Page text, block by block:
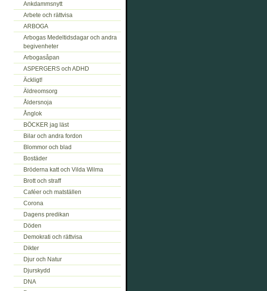
Ankdammsnytt
Arbete och rättvisa
ARBOGA
Arbogas Medeltidsdagar och andra
begivenheter
Arbogasåpan
ASPERGERS och ADHD
Äckligt!
Äldreomsorg
Åldersnoja
Ånglok
BÖCKER jag läst
Bilar och andra fordon
Blommor och blad
Bostäder
Bröderna katt och Vilda Wilma
Brott och straff
Caféer och matställen
Corona
Dagens predikan
Döden
Demokrati och rättvisa
Dikter
Djur och Natur
Djurskydd
DNA